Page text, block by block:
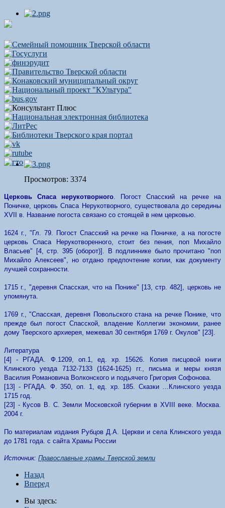
Просмотров: 3374
Церковь Спаса нерукотворного. Погост Спасский на речке на
Поничке, церковь Спаса Нерукотворного, существовала до середины
XVII в. Название погоста связано со стоящей в нем церковью.
1624 г., "Гл. 79. Погост Спасский на речке на Поничке, а на погосте
церковь Спаса Нерукотворенного, стоит без пения, поп Михайло
Власьев" [4, стр. 395 (оборот)]. В подлиннике было прочитано "поп
Михайло Алексеев", но отдано предпочтение копии, как документу
лучшей сохранности.
1715 г., "деревня Спасская, что на Понике" [13, стр. 482], церковь не
упомянута.
1769 г., "Спасская, деревня Повольского стана на речке Понике, что
прежде был погост Спасской, владение Коллегии экономии, ранее
дому Тверского архиерея, межевал 30 сентября 1769 г. Окулов" [23].
Литература
[4] - РГАДА. Ф.1209, оп.1, ед. хр. 15626. Копия писцовой книги
Клинского уезда 7132-7133 (1624-1625) гг., письма и меры князя
Василия Романовича Волконского и подьячего Григория Софонова.
[13] - РГАДА. Ф. 350, оп. 1, ед. хр. 185. Сказки …Клинского уезда
1715 год.
[23] - Кусов В. С. Земли Московской губернии в XVIII веке. Москва.
2004 г.
По материалам издания Рубцов Д.А. Церкви и села Клинского уезда
до 1781 года. с сайта Храмы России
Источник: Православные храмы Тверской земли
Назад
Вперед
Вы здесь: